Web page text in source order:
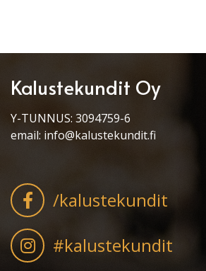
Kalustekundit Oy
Y-TUNNUS: 3094759-6
email: info@kalustekundit.fi
/kalustekundit
#kalustekundit